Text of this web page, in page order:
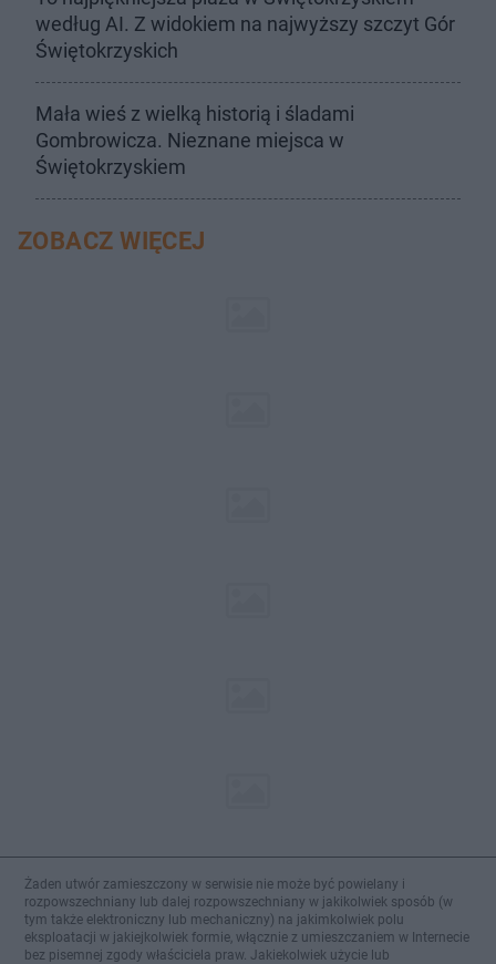
według AI. Z widokiem na najwyższy szczyt Gór
Świętokrzyskich
Mała wieś z wielką historią i śladami
Gombrowicza. Nieznane miejsca w
Świętokrzyskiem
ZOBACZ WIĘCEJ
Żaden utwór zamieszczony w serwisie nie może być powielany i
rozpowszechniany lub dalej rozpowszechniany w jakikolwiek sposób (w
tym także elektroniczny lub mechaniczny) na jakimkolwiek polu
eksploatacji w jakiejkolwiek formie, włącznie z umieszczaniem w Internecie
bez pisemnej zgody właściciela praw. Jakiekolwiek użycie lub